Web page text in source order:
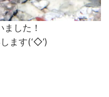
した！
ます(‘◇’)ゞ